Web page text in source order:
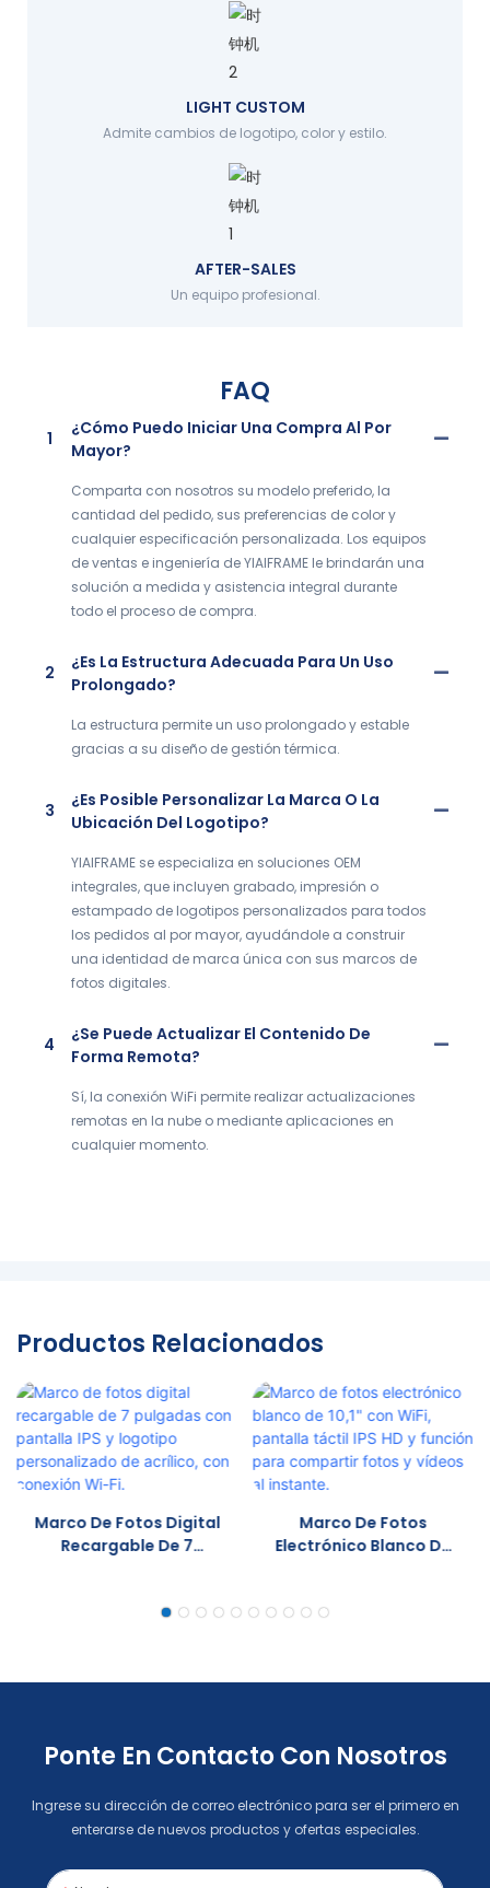
LIGHT CUSTOM
Admite cambios de logotipo, color y estilo.
AFTER-SALES
Un equipo profesional.
FAQ
1
¿Cómo Puedo Iniciar Una Compra Al Por
Mayor?
Comparta con nosotros su modelo preferido, la
cantidad del pedido, sus preferencias de color y
cualquier especificación personalizada. Los equipos
de ventas e ingeniería de YIAIFRAME le brindarán una
solución a medida y asistencia integral durante
todo el proceso de compra.
2
¿Es La Estructura Adecuada Para Un Uso
Prolongado?
La estructura permite un uso prolongado y estable
gracias a su diseño de gestión térmica.
3
¿Es Posible Personalizar La Marca O La
Ubicación Del Logotipo?
YIAIFRAME se especializa en soluciones OEM
integrales, que incluyen grabado, impresión o
estampado de logotipos personalizados para todos
los pedidos al por mayor, ayudándole a construir
una identidad de marca única con sus marcos de
fotos digitales.
4
¿Se Puede Actualizar El Contenido De
Forma Remota?
Sí, la conexión WiFi permite realizar actualizaciones
remotas en la nube o mediante aplicaciones en
cualquier momento.
Productos Relacionados
Marco De Fotos Digital
Recargable De 7
Personalizado De
Marco De Fotos
Electrónico Blanco De
Para Compartir Fotos
Ponte En Contacto Con Nosotros
Ingrese su dirección de correo electrónico para ser el primero en
enterarse de nuevos productos y ofertas especiales.